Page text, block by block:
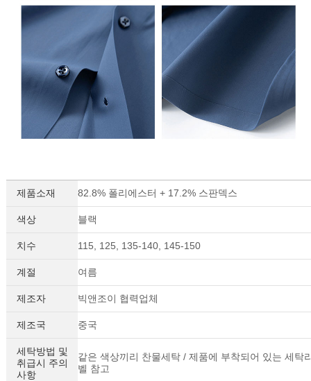
제품소재 82.8% 폴리에스터 + 17.2% 스판덱스
색상 블랙
치수 115, 125, 135-140, 145-150
계절 여름
제조자 빅앤조이 협력업체
제조국 중국
세탁방법 및
취급시 주의
사항
같은 색상끼리 찬물세탁 / 제품에 부착되어 있는 세탁
벨 참고